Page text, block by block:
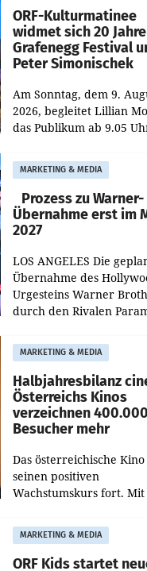
ORF-Kulturmatinee
widmet sich 20
Grafenegg Festival
Peter Simonischek
Am Sonntag, dem 9.
2026, begleitet Lillian
das Publikum ab 9.05
„Kulturmatinee“. Die
startet mit der
„20 Jahre Grafenegg
MARKETING & MEDIA
Prozess zu Warner-
Übernahme erst im
2027
LOS ANGELES Die
Übernahme des
Urgesteins Warner
durch den Rivalen
Schwebe bleiben. Eine
Richterin setzte den
MARKETING & MEDIA
Halbjahresbilanz
Österreichs Kinos
verzeichnen
Besucher mehr
Das österreichische Kino
seinen positiven
Wachstumskurs fort.
und Besucher höheren
Nettoreichweite im
Halbjahr 2026
MARKETING & MEDIA
ORF Kids startet